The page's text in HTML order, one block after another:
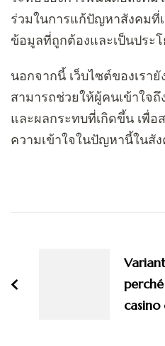
ร่วมในการแก้ปัญหาสังคมที่
ข้อมูลที่ถูกต้องและเป็นประ
นอกจากนี้ เว็บไซต์ของเรา
สามารถช่วยให้ผู้คนเข้าใจ
และผลกระทบที่เกิดขึ้น เพื่อ
ความเข้าใจในปัญหานี้ในสั
Navigation